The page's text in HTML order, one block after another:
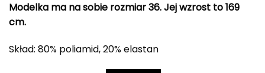
Modelka ma na sobie rozmiar 36. Jej wzrost to 169
cm.
Skład: 80% poliamid, 20% elastan